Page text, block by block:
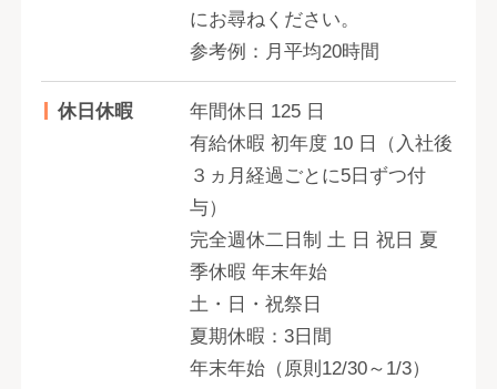
にお尋ねください。
参考例：月平均20時間
休日休暇
年間休日 125 日
有給休暇 初年度 10 日（入社後
３ヵ月経過ごとに5日ずつ付
与）
完全週休二日制 土 日 祝日 夏
季休暇 年末年始
土・日・祝祭日
夏期休暇：3日間
年末年始（原則12/30～1/3）